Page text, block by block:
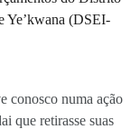
Ye’kwana (DSEI-
conosco numa ação
que retirasse suas